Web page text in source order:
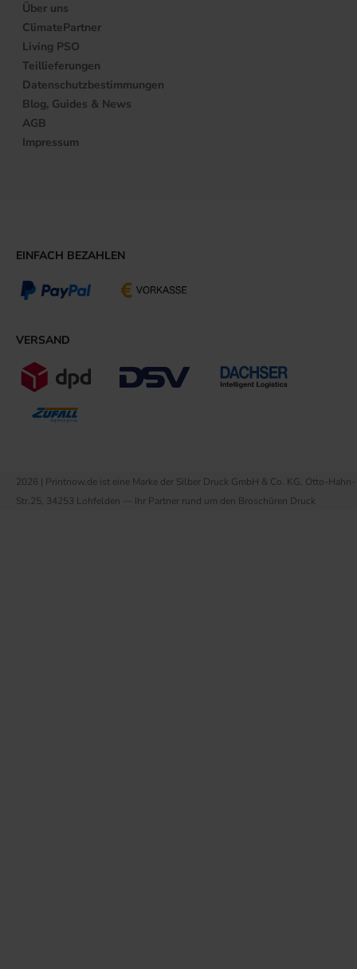
Über uns
ClimatePartner
Living PSO
Teillieferungen
Datenschutzbestimmungen
Blog, Guides & News
AGB
Impressum
EINFACH BEZAHLEN
VERSAND
2026 | Printnow.de ist eine Marke der Silber Druck GmbH & Co. KG, Otto-Hahn-
Str.25, 34253 Lohfelden — Ihr Partner rund um den Broschüren Druck